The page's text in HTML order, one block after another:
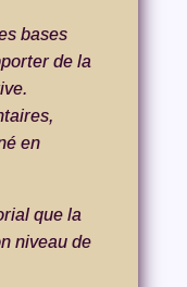
bases
de la
en
que la
niveau de